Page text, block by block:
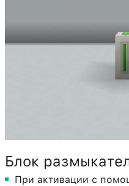
Блок
При активации с